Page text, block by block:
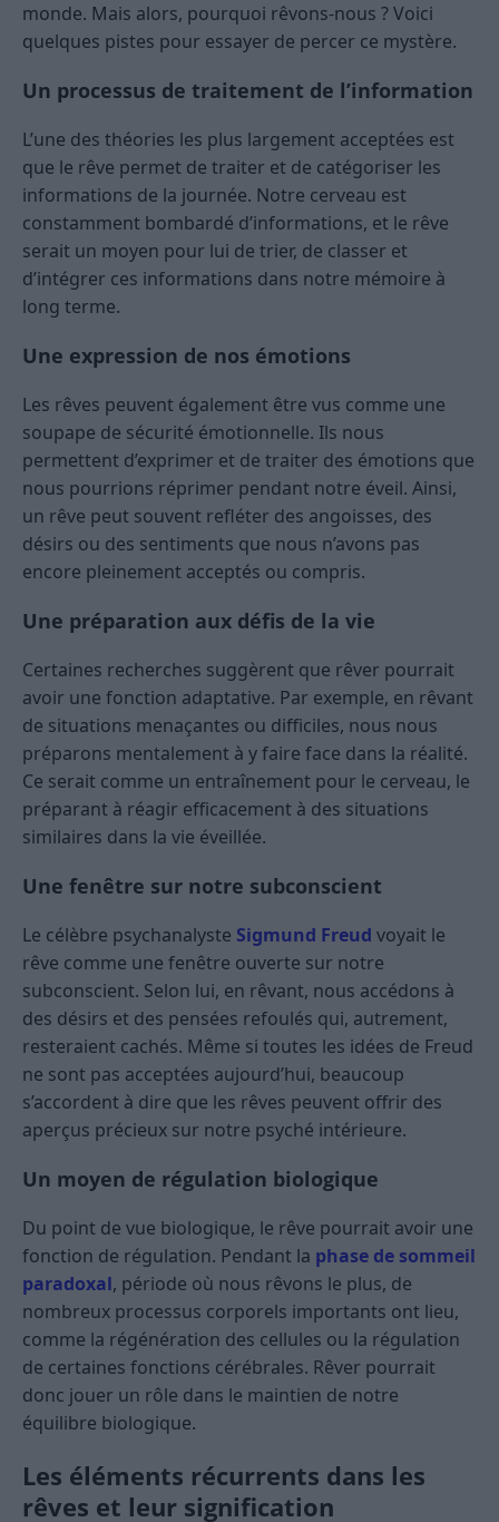
monde. Mais alors, pourquoi rêvons-nous ? Voici
quelques pistes pour essayer de percer ce mystère.
Un processus de traitement de l’information
L’une des théories les plus largement acceptées est
que le rêve permet de traiter et de catégoriser les
informations de la journée. Notre cerveau est
constamment bombardé d’informations, et le rêve
serait un moyen pour lui de trier, de classer et
d’intégrer ces informations dans notre mémoire à
long terme.
Une expression de nos émotions
Les rêves peuvent également être vus comme une
soupape de sécurité émotionnelle. Ils nous
permettent d’exprimer et de traiter des émotions que
nous pourrions réprimer pendant notre éveil. Ainsi,
un rêve peut souvent refléter des angoisses, des
désirs ou des sentiments que nous n’avons pas
encore pleinement acceptés ou compris.
Une préparation aux défis de la vie
Certaines recherches suggèrent que rêver pourrait
avoir une fonction adaptative. Par exemple, en rêvant
de situations menaçantes ou difficiles, nous nous
préparons mentalement à y faire face dans la réalité.
Ce serait comme un entraînement pour le cerveau, le
préparant à réagir efficacement à des situations
similaires dans la vie éveillée.
Une fenêtre sur notre subconscient
Le célèbre psychanalyste Sigmund Freud voyait le
rêve comme une fenêtre ouverte sur notre
subconscient. Selon lui, en rêvant, nous accédons à
des désirs et des pensées refoulés qui, autrement,
resteraient cachés. Même si toutes les idées de Freud
ne sont pas acceptées aujourd’hui, beaucoup
s’accordent à dire que les rêves peuvent offrir des
aperçus précieux sur notre psyché intérieure.
Un moyen de régulation biologique
Du point de vue biologique, le rêve pourrait avoir une
fonction de régulation. Pendant la phase de sommeil
paradoxal, période où nous rêvons le plus, de
nombreux processus corporels importants ont lieu,
comme la régénération des cellules ou la régulation
de certaines fonctions cérébrales. Rêver pourrait
donc jouer un rôle dans le maintien de notre
équilibre biologique.
Les éléments récurrents dans les
rêves et leur signification